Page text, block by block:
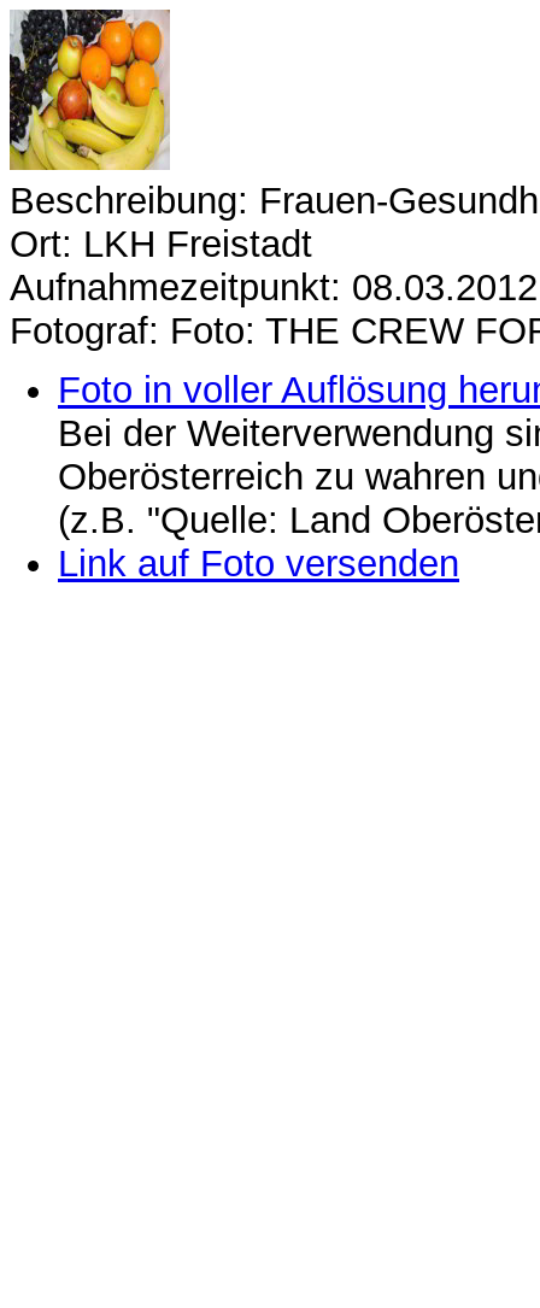
Beschreibung: Frauen-
Ort: LKH Freistadt
Aufnahmezeitpunkt: 08.03.2012
Fotograf: Foto: THE CREW
Foto in voller Auflösung
Bei der Weiterverwendung
Oberösterreich zu wahren
(z.B. "Quelle: Land
Link auf Foto versenden